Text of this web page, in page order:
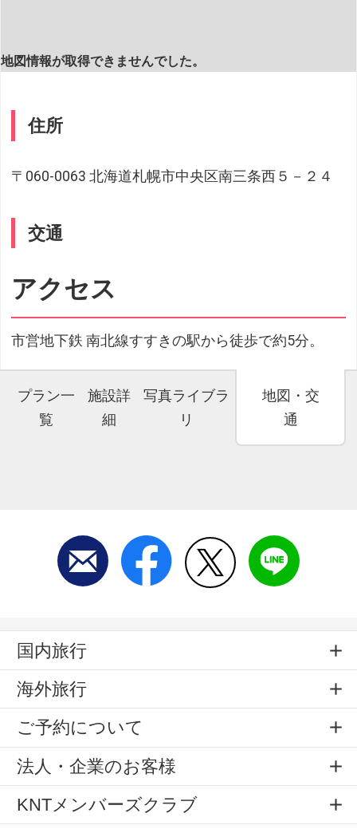
地図情報が取得できませんでした。
住所
〒060-0063 北海道札幌市中央区南三条西５－２４
交通
アクセス
市営地下鉄 南北線すすきの駅から徒歩で約5分。
プラン一
覧
施設詳
細
写真ライブラ
リ
地図・交
通
国内旅行
海外旅行
ご予約について
法人・企業のお客様
KNTメンバーズクラブ